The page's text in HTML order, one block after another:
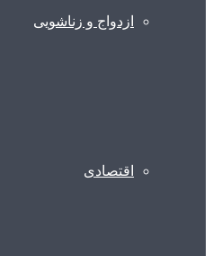
ازدواج و زناشویی
اقتصادی